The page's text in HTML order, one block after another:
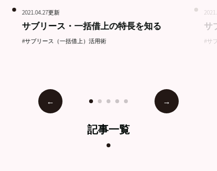
2021.04.27更新
サブリース・一括借上の特長を知る
#サブリース（一括借上）活用術
サ
#サ
記事一覧